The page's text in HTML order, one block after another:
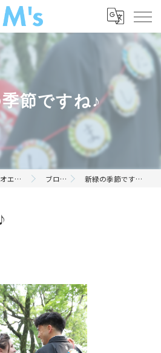
節ですね♪
福岡の写真館ならスタジオエムズ ブログ 新緑の季節ですね♪